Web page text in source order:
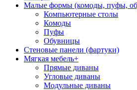
Малые формы (комоды, пуфы,
Компьютерные столы
Комоды
Пуфы
Обувницы
Стеновые панели (фартуки)
Мягкая мебель+
Прямые диваны
Угловые диваны
Модульные диваны